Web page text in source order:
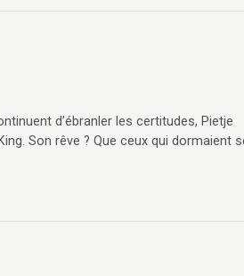
d’ébranler les certitudes, Pietje
Son rêve ? Que ceux qui dormaient